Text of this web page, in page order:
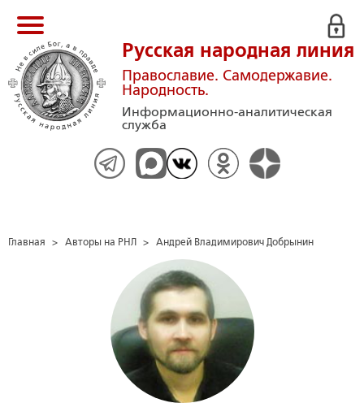
Русская народная линия
Православие. Самодержавие.
Народность.
Информационно-аналитическая
служба
Главная > Авторы на РНЛ > Андрей Владимирович Добрынин